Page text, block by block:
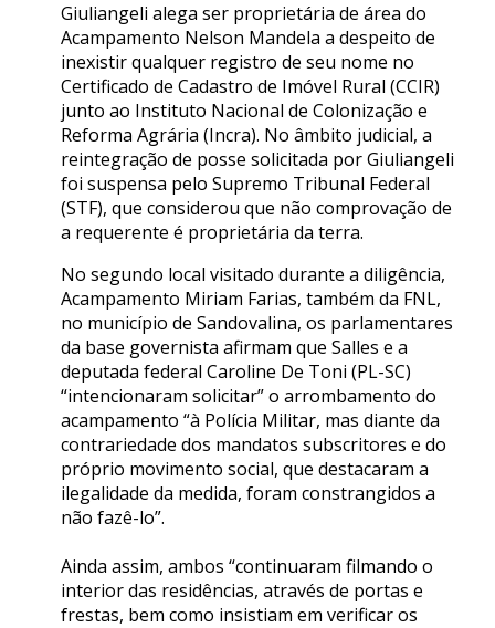
Giuliangeli alega ser proprietária de área do
Acampamento Nelson Mandela a despeito de
inexistir qualquer registro de seu nome no
Certificado de Cadastro de Imóvel Rural (CCIR)
junto ao Instituto Nacional de Colonização e
Reforma Agrária (Incra). No âmbito judicial, a
reintegração de posse solicitada por Giuliangeli
foi suspensa pelo Supremo Tribunal Federal
(STF), que considerou que não comprovação de
a requerente é proprietária da terra.
No segundo local visitado durante a diligência,
Acampamento Miriam Farias, também da FNL,
no município de Sandovalina, os parlamentares
da base governista afirmam que Salles e a
deputada federal Caroline De Toni (PL-SC)
“intencionaram solicitar” o arrombamento do
acampamento “à Polícia Militar, mas diante da
contrariedade dos mandatos subscritores e do
próprio movimento social, que destacaram a
ilegalidade da medida, foram constrangidos a
não fazê-lo”.
Ainda assim, ambos “continuaram filmando o
interior das residências, através de portas e
frestas, bem como insistiam em verificar os